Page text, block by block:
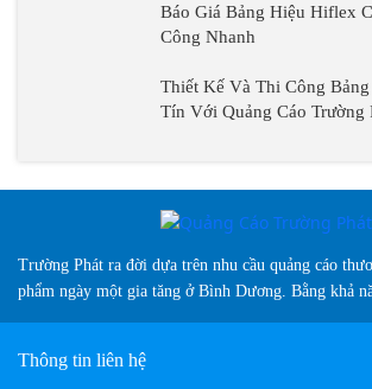
Báo Giá Bảng Hiệu Hiflex
Công Nhanh
Thiết Kế Và Thi Công
Tín Với Quảng Cáo Trường
Trường Phát ra đời dựa trên nhu cầu quảng cáo
phẩm ngày một gia tăng ở Bình Dương. Bằng khả
Thông tin liên hệ